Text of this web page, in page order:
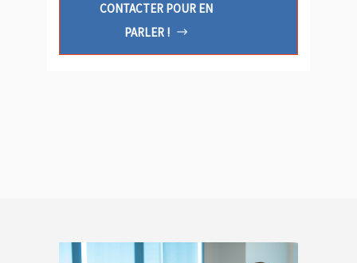
CONTACTER POUR EN
PARLER !